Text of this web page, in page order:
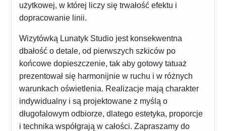
użytkowej, w której liczy się trwałość efektu i
dopracowanie linii.
Wizytówką Lunatyk Studio jest konsekwentna
dbałość o detale, od pierwszych szkiców po
końcowe dopieszczenie, tak aby gotowy tatuaż
prezentował się harmonijnie w ruchu i w różnych
warunkach oświetlenia. Realizacje mają charakter
indywidualny i są projektowane z myślą o
długofalowym odbiorze, dlatego estetyka, proporcje
i technika współgrają w całości. Zapraszamy do